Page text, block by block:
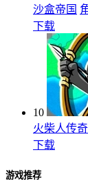
沙盒帝国
下载
10
火柴人传
下载
游戏推荐